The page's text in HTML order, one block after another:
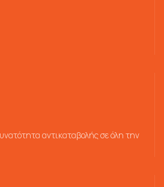
αντικαταβολής σε όλη την